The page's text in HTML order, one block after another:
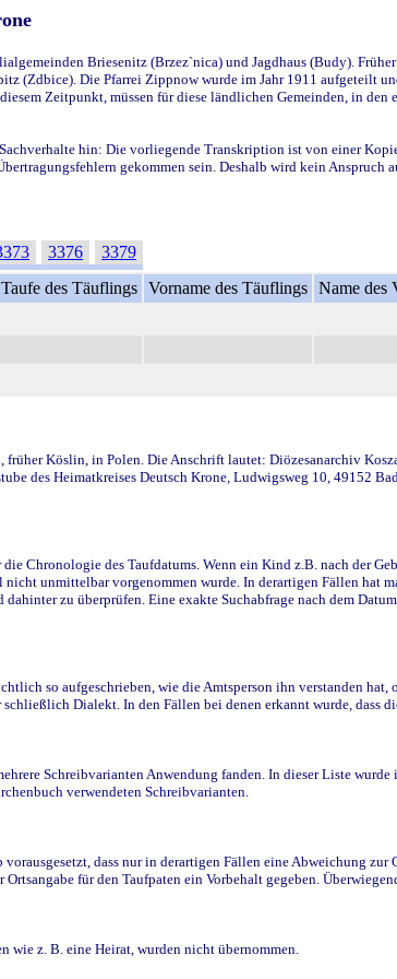
Briesenitz (Brzez`nica) und Jagdhaus (Budy).
(Zdbice). Die Pfarrei Zippnow wurde im Jahr 1911 aufgeteilt
Zeitpunkt, müssen für diese ländlichen Gemeinden, in den
hin: Die vorliegende Transkription ist von einer
gekommen sein. Deshalb wird kein Anspruch
3376
3379
Taufe des Täuflings Vorname des Täuflings Name des
Köslin, in Polen. Die Anschrift lautet: Diözesanarchiv
des Heimatkreises Deutsch Krone, Ludwigsweg 10, 49152
Chronologie des Taufdatums. Wenn ein Kind z.B. nach der
unmittelbar vorgenommen wurde. In derartigen Fällen hat
zu überprüfen. Eine exakte Suchabfrage nach dem
so aufgeschrieben, wie die Amtsperson ihn verstanden hat,
Dialekt. In den Fällen bei denen erkannt wurde, dass
Schreibvarianten Anwendung fanden. In dieser Liste
verwendeten Schreibvarianten.
dass nur in derartigen Fällen eine Abweichung
für den Taufpaten ein Vorbehalt gegeben.
wie z. B. eine Heirat, wurden nicht übernommen.